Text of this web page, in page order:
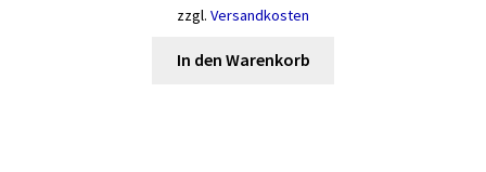
zzgl. Versandkosten
In den Warenkorb